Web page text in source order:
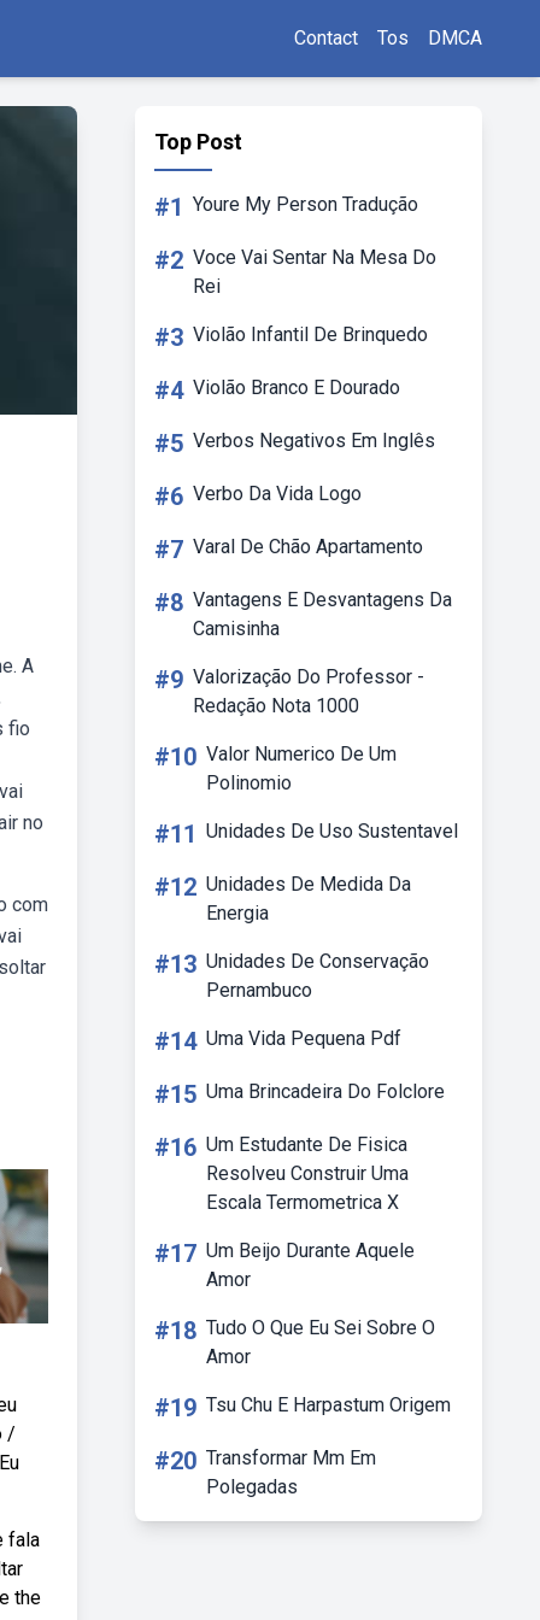
Contact Tos DMCA
A
fio
no
com
/
fala
the
Top Post
#1 Youre My Person Tradução
#2 Voce Vai Sentar Na Mesa Do
Rei
#3 Violão Infantil De Brinquedo
#4 Violão Branco E Dourado
#5 Verbos Negativos Em Inglês
#6 Verbo Da Vida Logo
#7 Varal De Chão Apartamento
#8 Vantagens E Desvantagens Da
Camisinha
#9 Valorização Do Professor -
Redação Nota 1000
#10 Valor Numerico De Um
Polinomio
#11 Unidades De Uso Sustentavel
#12 Unidades De Medida Da
Energia
#13 Unidades De Conservação
Pernambuco
#14 Uma Vida Pequena Pdf
#15 Uma Brincadeira Do Folclore
#16 Um Estudante De Fisica
Resolveu Construir Uma
Escala Termometrica X
#17 Um Beijo Durante Aquele
Amor
#18 Tudo O Que Eu Sei Sobre O
Amor
#19 Tsu Chu E Harpastum Origem
#20 Transformar Mm Em
Polegadas